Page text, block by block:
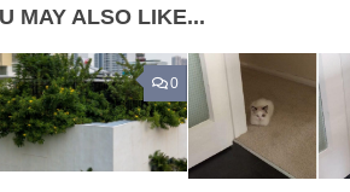
MAY ALSO LIKE...
0